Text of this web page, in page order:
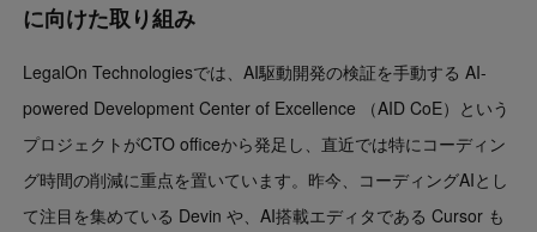
に向けた取り組み
LegalOn Technologiesでは、AI駆動開発の検証を手動する AI-
powered Development Center of Excellence （AID CoE）という
プロジェクトがCTO officeから発足し、直近では特にコーディン
グ時間の削減に重点を置いています。昨今、コーディングAIとし
て注目を集めている Devin や、AI搭載エディタである Cursor も